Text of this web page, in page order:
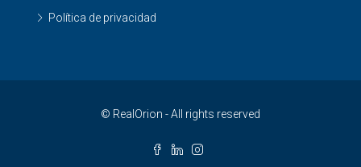
Política de privacidad
© RealOrion - All rights reserved